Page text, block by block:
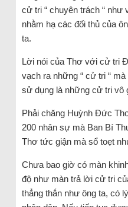
cử tri “ chuyên trách “
nhằm hạ các đối thủ của
ta.
Lời nói của Thơ với cử tri
vạch ra những “ cử tri “
sử dụng là những cử tri vô
Phải chăng Huỳnh Đức
200 nhân sự mà Ban Bí
Thơ tức giận mà sổ toẹt
Chưa bao giờ có màn
độ như màn trả lời cử tri
thẳng thắn như ông ta, có